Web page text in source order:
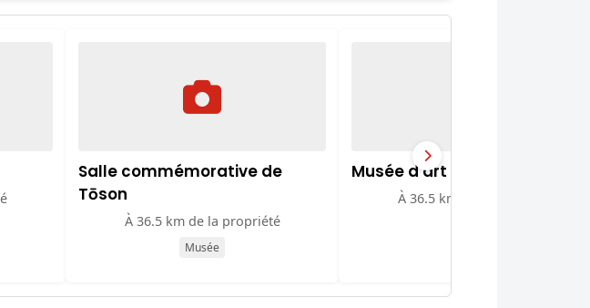
Salle commémorative de
Tōson
À 36.5 km de la propriété
Musée
Musée d'art Keizo Koyama
À 36.5 km de la propriété